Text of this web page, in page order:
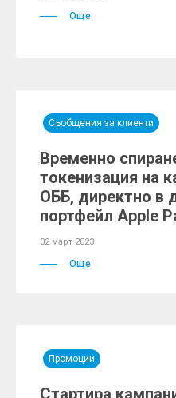
Още
Съобщения за клиенти
Временно
токенизация на
ОББ, директно в
портфейл Apple
02 март 2023
Още
Промоции
Стартира